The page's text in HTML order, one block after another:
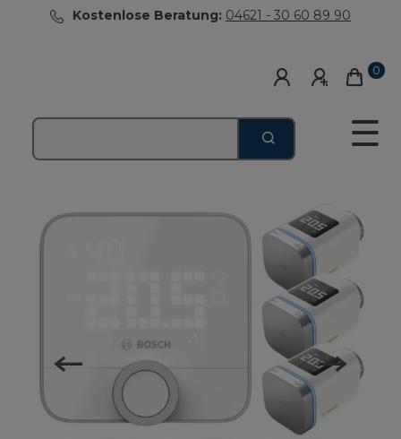
Kostenlose Beratung: 04621 - 30 60 89 90
0
☰